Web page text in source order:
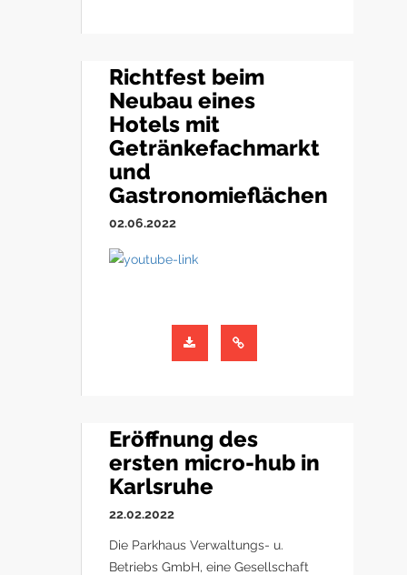
Richtfest beim
Neubau eines
Hotels mit
Getränkefachmarkt
und
Gastronomieflächen
02.06.2022
Eröffnung des
ersten micro-hub in
Karlsruhe
22.02.2022
Die Parkhaus Verwaltungs- u.
Betriebs GmbH, eine Gesellschaft